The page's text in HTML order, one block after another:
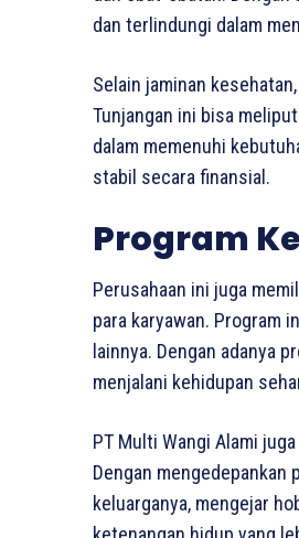
dan terlindungi dalam
Selain jaminan
Tunjangan ini bisa
dalam memenuhi
stabil secara finansial.
Program
Perusahaan ini juga
para karyawan. Program
lainnya. Dengan adanya
menjalani kehidupan
PT Multi Wangi Alami
Dengan mengedepankan
keluarganya, mengejar